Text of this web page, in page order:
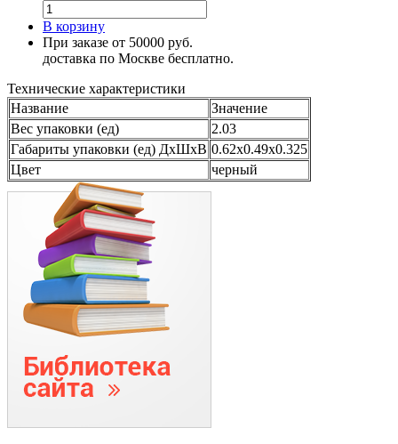
В корзину
При заказе от 50000 руб.
доставка по Москве бесплатно.
Технические характеристики
Название
Значение
Вес упаковки (ед)
2.03
Габариты упаковки (ед) ДхШхВ 0.62x0.49x0.325
Цвет
черный